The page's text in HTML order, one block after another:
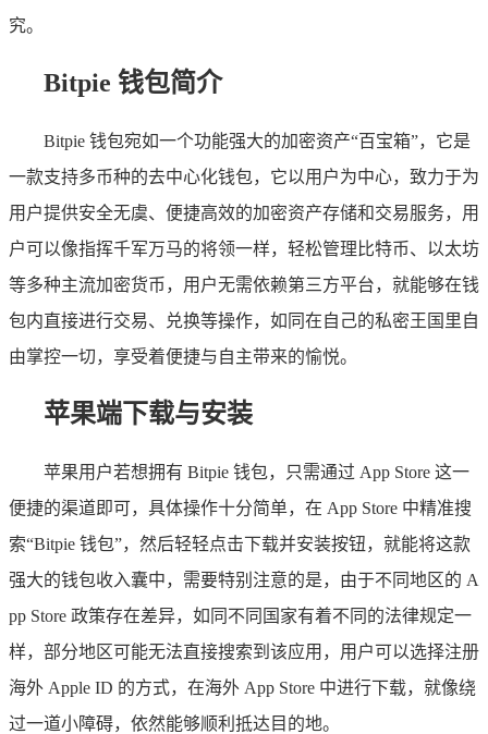
究。
Bitpie 钱包简介
Bitpie 钱包宛如一个功能强大的加密资产“百宝箱”，它是
一款支持多币种的去中心化钱包，它以用户为中心，致力于为
用户提供安全无虞、便捷高效的加密资产存储和交易服务，用
户可以像指挥千军万马的将领一样，轻松管理比特币、以太坊
等多种主流加密货币，用户无需依赖第三方平台，就能够在钱
包内直接进行交易、兑换等操作，如同在自己的私密王国里自
由掌控一切，享受着便捷与自主带来的愉悦。
苹果端下载与安装
苹果用户若想拥有 Bitpie 钱包，只需通过 App Store 这一
便捷的渠道即可，具体操作十分简单，在 App Store 中精准搜
索“Bitpie 钱包”，然后轻轻点击下载并安装按钮，就能将这款
强大的钱包收入囊中，需要特别注意的是，由于不同地区的 A
pp Store 政策存在差异，如同不同国家有着不同的法律规定一
样，部分地区可能无法直接搜索到该应用，用户可以选择注册
海外 Apple ID 的方式，在海外 App Store 中进行下载，就像绕
过一道小障碍，依然能够顺利抵达目的地。